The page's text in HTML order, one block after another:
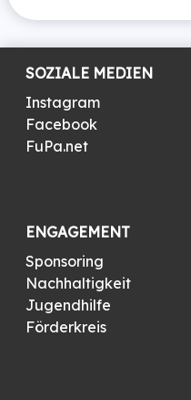
SOZIALE MEDIEN
Instagram
Facebook
FuPa.net
ENGAGEMENT
Sponsoring
Nachhaltigkeit
Jugendhilfe
Förderkreis